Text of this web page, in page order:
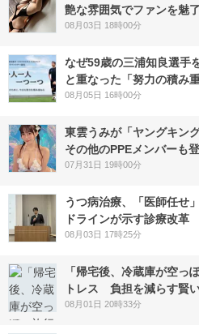
艶な雰囲気でファンを魅了
08月03日 18時00分
なぜ59歳の三浦知良選
と重なった「努力の積み重
08月05日 16時00分
東雲うみが「ヤングキン
その他のPPEメンバーも登
07月31日 19時00分
うつ病治療、「医師任せ
ドラインが示す診療改革
08月03日 17時25分
「帰宅後、冷蔵庫が空っ
トレス 負担を減らす賢
08月01日 20時33分